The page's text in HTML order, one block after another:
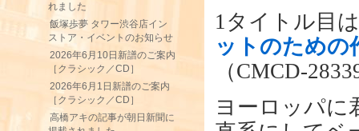
れました
飯塚歩夢 タワー渋谷店イン
ストア・イベントのお知らせ
2026年6月10日新譜のご案内
［クラシック／CD］
2026年6月1日新譜のご案内
［クラシック／CD］
高橋アキの記事が朝日新聞に
1タイトル目は
ットのための
（CMCD-
ヨーロッパに